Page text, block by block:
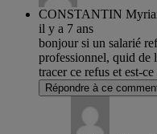
CONSTANTIN
il y a 7 ans
bonjour si un salarié
professionnel, quid de
tracer ce refus et est-
Répondre à ce